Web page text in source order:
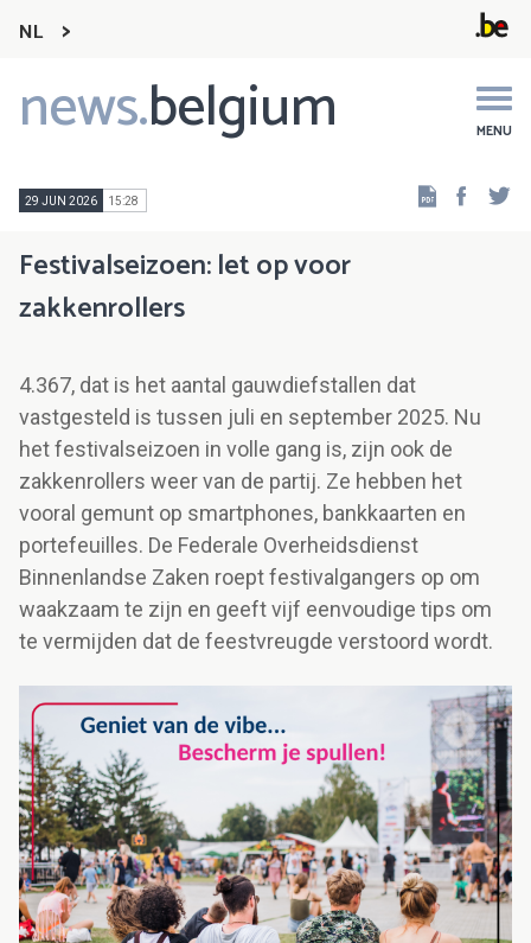
NL
news.belgium MENU
Main
navigation
29 JUN 2026 15:28
Festivalseizoen: let op voor
zakkenrollers
4.367, dat is het aantal gauwdiefstallen dat
vastgesteld is tussen juli en september 2025. Nu
het festivalseizoen in volle gang is, zijn ook de
zakkenrollers weer van de partij. Ze hebben het
vooral gemunt op smartphones, bankkaarten en
portefeuilles. De Federale Overheidsdienst
Binnenlandse Zaken roept festivalgangers op om
waakzaam te zijn en geeft vijf eenvoudige tips om
te vermijden dat de feestvreugde verstoord wordt.